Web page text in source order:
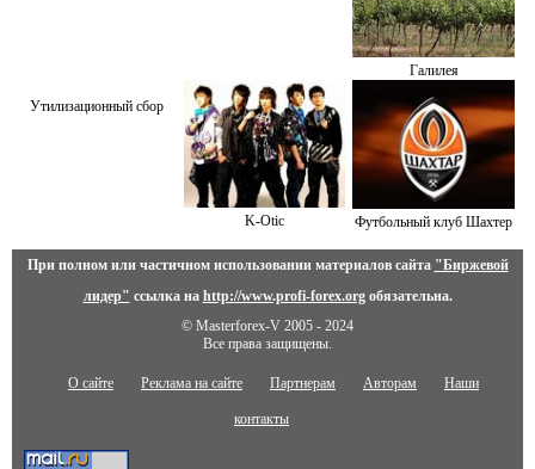
Галилея
Утилизационный сбор
K-Otiс Футбольный клуб Шахтер
При полном или частичном использовании материалов сайта "Биржевой
лидер" ссылка на http://www.profi-forex.orgобязательна.
© Masterforex-V 2005 - 2024
Все права защищены.
О сайте Реклама на сайте Партнерам Авторам Наши
контакты